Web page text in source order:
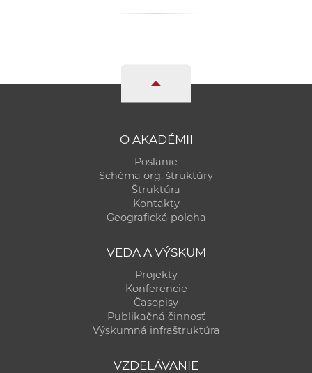
O AKADÉMII
Poslanie
Schéma org. štruktúry
Štruktúra
Kontakty
Geografická poloha
VEDA A VÝSKUM
Projekty
Konferencie
Časopisy
Publikačná činnosť
Výskumná infraštruktúra
VZDELÁVANIE